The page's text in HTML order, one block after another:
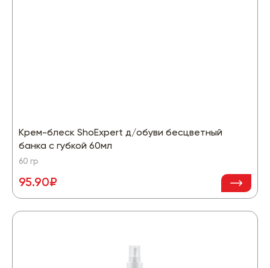
Крем-блеск ShoExpert д/обуви бесцветный
банка с губкой 60мл
60 гр
95.90₽